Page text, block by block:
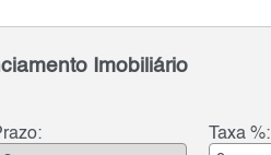
Imobiliário
Taxa %: